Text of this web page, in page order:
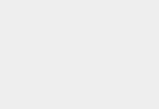
ссылка)